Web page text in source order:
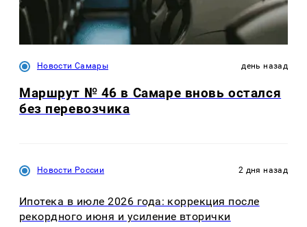
Новости Самары день назад
Маршрут № 46 в Самаре вновь остался
без перевозчика
Новости России 2 дня назад
Ипотека в июле 2026 года: коррекция после
рекордного июня и усиление вторички